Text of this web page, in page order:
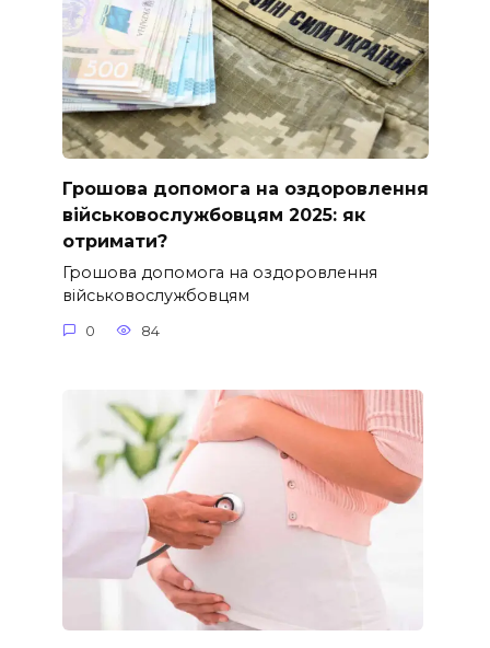
Грошова допомога на оздоровлення
військовослужбовцям 2025: як
отримати?
Грошова допомога на оздоровлення
військовослужбовцям
0 84